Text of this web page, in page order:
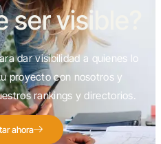
visible?
dar visibilidad a quienes lo
proyecto con nosotros y
rankings y directorios.
ahora